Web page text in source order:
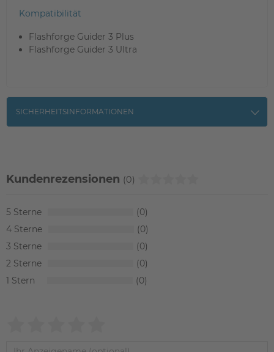
Kompatibilität
Flashforge Guider 3 Plus
Flashforge Guider 3 Ultra
SICHERHEITSINFORMATIONEN
Kundenrezensionen (0)
5
0
4
0
3
0
2
0
1
0